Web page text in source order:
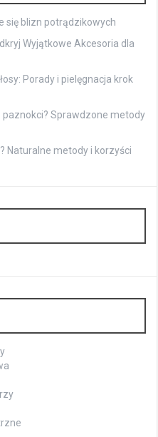
się blizn potrądzikowych
Wyjątkowe Akcesoria dla
Porady i pielęgnacja krok
Sprawdzone metody
Naturalne metody i korzyści